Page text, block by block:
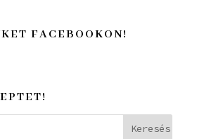
FACEBOOKON!